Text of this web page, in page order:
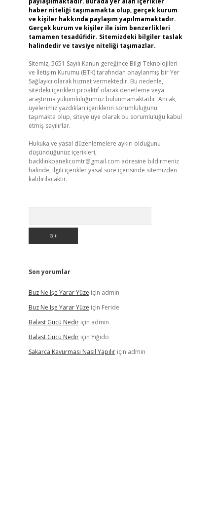
haber niteliği taşımamakta olup, gerçek kurum
ve kişiler hakkında paylaşım yapılmamaktadır.
Gerçek kurum ve kişiler ile isim benzerlikleri
tamamen tesadüfidir. Sitemizdeki bilgiler taslak
halindedir ve tavsiye niteliği taşımazlar.
Sitemiz, 5651 Sayılı Kanun gereğince Bilgi Teknolojileri
ve İletişim Kurumu (BTK) tarafından onaylanmış bir Yer
Sağlayıcı olarak hizmet vermektedir. Bu nedenle,
sitedeki içerikleri proaktif olarak denetleme veya
araştırma yükümlülüğümüz bulunmamaktadır. Ancak,
üyelerimiz yazdıkları içeriklerin sorumluluğunu
taşımakta olup, siteye üye olarak bu sorumluluğu kabul
etmiş sayılırlar.
Hukuka ve yasal düzenlemelere aykırı olduğunu
düşündüğünüz içerikleri,
backlinkpanelicomtr@gmail.com adresine bildirmeniz
halinde, ilgili içerikler yasal süre içerisinde sitemizden
kaldırılacaktır.
Son yorumlar
Buz Ne Işe Yarar Yüze için admin
Buz Ne Işe Yarar Yüze için Feride
Balast Gücü Nediriçin admin
Balast Gücü Nediriçin Yiğido
Sakarca Kavurması Nasıl Yapılıriçin admin